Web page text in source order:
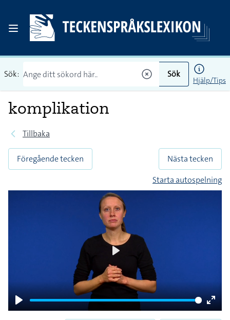
Sök: Sök
Hjälp/Tips
komplikation
Tillbaka
Föregående tecken
Nästa tecken
Starta autospelning
Play
Enter